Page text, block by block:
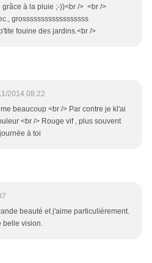
grâce à la pluie ;-))<br /> <br />
grossssssssssssssssss
fouine des jardins.<br />
2014 08:22
beaucoup <br /> Par contre je kl'ai
<br /> Rouge vif , plus souvent
à toi
beauté et j'aime particulièrement.
belle vision.